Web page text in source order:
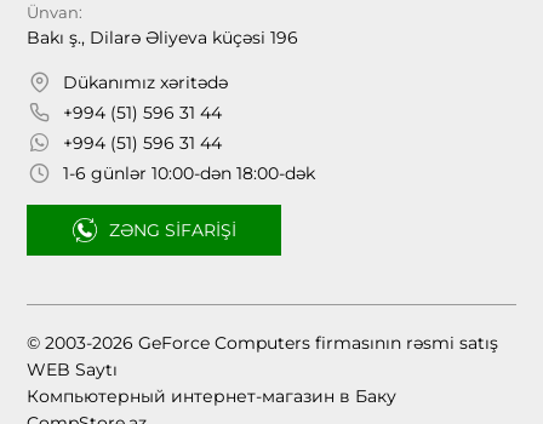
Ünvan:
Bakı ş., Dilarə Əliyeva küçəsi 196
Dükanımız xəritədə
+994 (51) 596 31 44
+994 (51) 596 31 44
1-6 günlər 10:00-dən 18:00-dək
ZƏNG SIFARIŞI
© 2003-2026 GeForce Computers firmasının rəsmi satış
WEB Saytı
Компьютерный интернет-магазин в Баку